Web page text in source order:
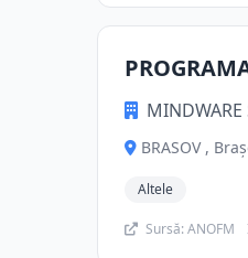
MINDWARE
BRASOV ,
Altele
Sursă: ANOFM